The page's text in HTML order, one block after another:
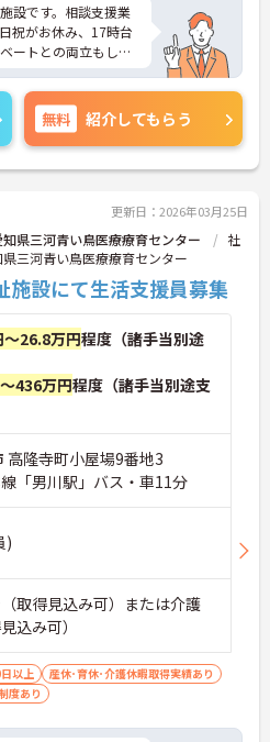
設です。相談支援業
祝がお休み、17時台
ートとの両立もしや
情報や面接のポイン
お問い合わせくださ
無料 紹介してもらう
更新日：2026年03月25日
県三河青い鳥医療療育センター
社
三河青い鳥医療療育センター
施設にて生活支援員募集
26.8万円程度（諸手当別途
436万円程度（諸手当別途支
高隆寺町小屋場9番地3
「男川駅」バス・車11分
)
取得見込み可）または介護
込み可）
以上
産休･育休･介護休暇取得実績あり
度あり